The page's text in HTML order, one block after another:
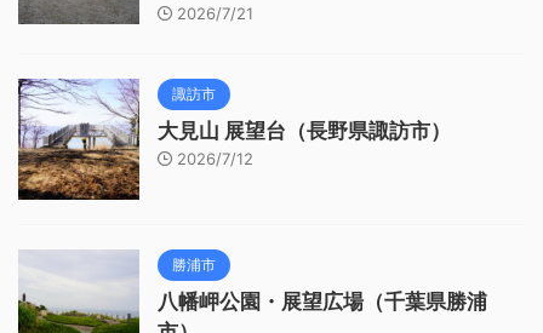
2026/7/21
諏訪市
大見山 展望台（長野県諏訪市）
2026/7/12
勝浦市
八幡岬公園・展望広場（千葉県勝浦